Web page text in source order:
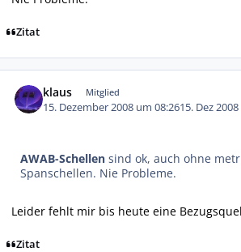
Zitat
klaus Mitglied
15. Dezember 2008 um 08:2615. Dez 2008
AWAB-Schellen sind ok, auch ohne
Spanschellen. Nie Probleme.
Leider fehlt mir bis heute eine
Zitat